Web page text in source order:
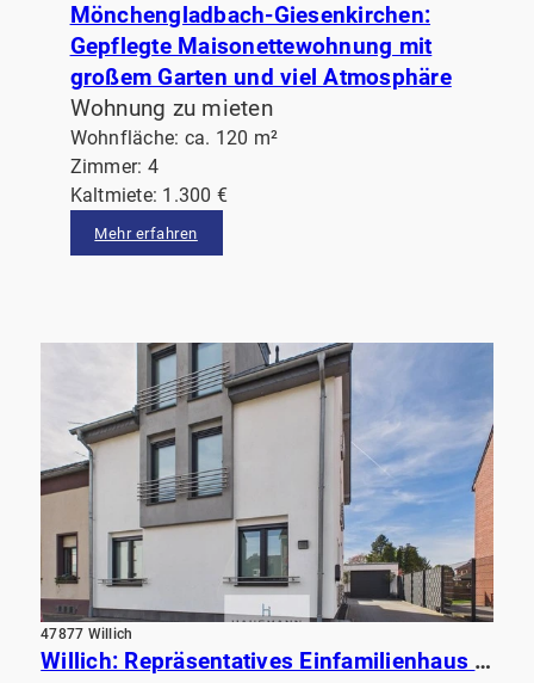
Mönchengladbach-Giesenkirchen:
Gepflegte Maisonettewohnung mit
großem Garten und viel Atmosphäre
Wohnung zu mieten
Wohnfläche: ca. 120 m²
Zimmer: 4
Kaltmiete: 1.300 €
Mehr erfahren
47877 Willich
Willich: Repräsentatives Einfamilienhaus mit hochwertiger Ausstattung, beeindruckendem Garten& Sauna